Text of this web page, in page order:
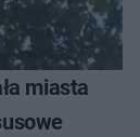
miasta